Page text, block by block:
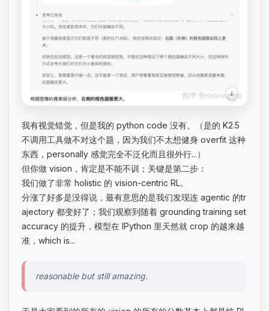
我有视觉错觉，但是我的 python code 没有。（是的 K2.5
不调用工具做不对这个题，因为我们不太想健身 overfit 这种
东西，personally 感觉完全不泛化而且很外行...）
但你做 vision，肯定是不能不训；关键是第二步：
我们做了非常 holistic 的 vision-centric RL。
分涨了好多是没得说，最有意思的是我们发现连 agentic 的tr
ajectory 都变好了；我们观察到随着 grounding training set
accuracy 的提升，模型在 IPython 里天然就 crop 的越来越
准，which is...
reasonable but still amazing.